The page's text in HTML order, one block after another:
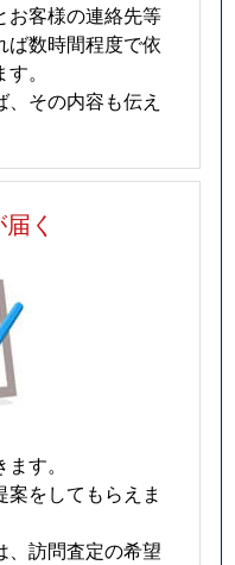
お客様の連絡先等
ば数時間程度で依
。
その内容も伝え
く
す。
をしてもらえま
、訪問査定の希望